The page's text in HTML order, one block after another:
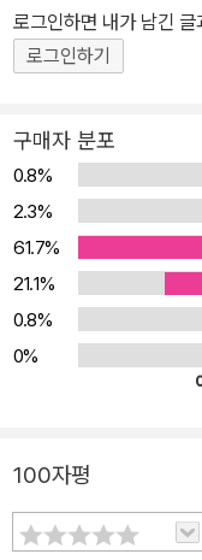
게도 일찍 일어난다. 지은이는 일본인이지만 스페인에서 공부 해 책
속에 이국적이면서도 따
를 찾아 시장을 돌아다니
착해 넓은 한길을 똑바로
를 찾고, 캔디가게와 포
무늬 스웨터가 완성되어
깔려있다. 이렇듯 장면
게 그려져 수잔의 건강함
자 소개지은이 히로노
페인에서 유학하였다.
고 경쾌한 화풍으로 아이들의
로그인하면 내가 남긴
로그인하기
구매자 분포
0.8%
2.3%
61.7%
21.1%
0.8%
0%
100자평